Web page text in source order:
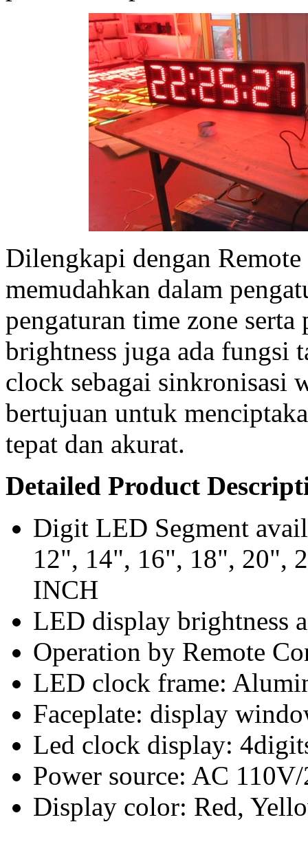
Dilengkapi dengan
memudahkan dalam
pengaturan time zone serta
brightness juga ada fungsi
clock sebagai sinkronisasi
bertujuan untuk
tepat dan akurat.
Detailed Product
Digit LED Segment
12", 14", 16", 18", 20",
INCH
LED display brightness
Operation by Remote
LED clock frame:
Faceplate: display
Led clock display:
Power source: AC
Display color: Red,